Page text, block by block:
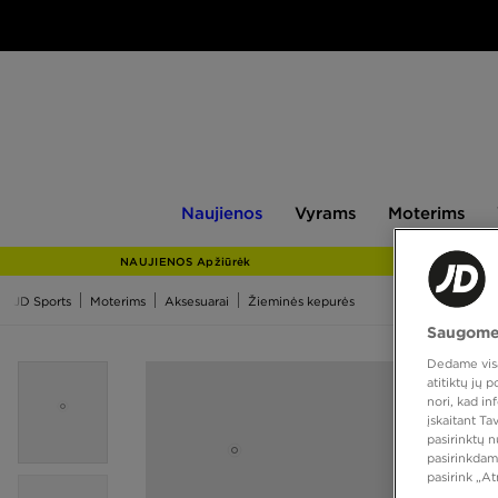
Naujienos Vyrams Moterims
NAUJIENOS Apžiūrėk
JD Sports Moterims Aksesuarai Žieminės kepurės
Dedame
atitiktų jų
nori, kad
įskaitant
pasirinktų
pasirink